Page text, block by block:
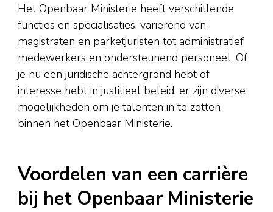
Het Openbaar Ministerie heeft verschillende
functies en specialisaties, variërend van
magistraten en parketjuristen tot administratief
medewerkers en ondersteunend personeel. Of
je nu een juridische achtergrond hebt of
interesse hebt in justitieel beleid, er zijn diverse
mogelijkheden om je talenten in te zetten
binnen het Openbaar Ministerie.
Voordelen van een carrière
bij het Openbaar Ministerie